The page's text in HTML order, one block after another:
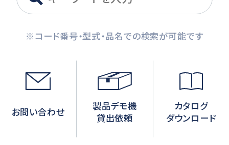
※コード番号・型式・品名での検索が可能です
お問い合わせ
製品デモ機
貸出依頼
カタログ
ダウンロード